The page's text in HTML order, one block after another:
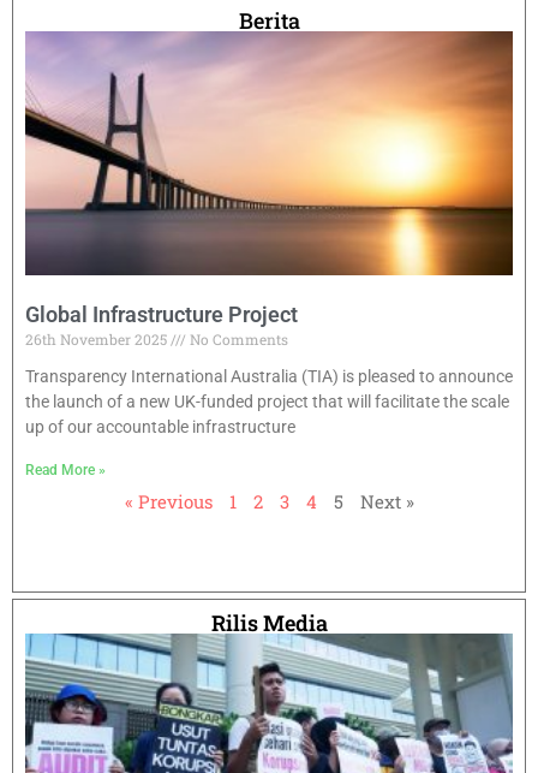
Berita
Global Infrastructure Project
26th November 2025
No Comments
Transparency International Australia (TIA) is pleased to announce
the launch of a new UK-funded project that will facilitate the scale
up of our accountable infrastructure
Read More »
« Previous 1 2 3 4 5 Next »
Rilis Media